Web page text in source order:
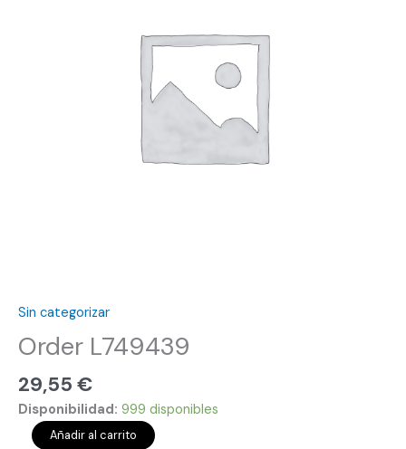
Sin categorizar
Order L749439
29,55 €
Disponibilidad: 999 disponibles
Añadir al carrito